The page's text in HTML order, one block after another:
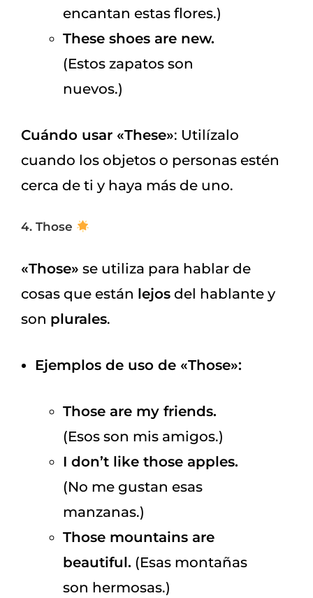
encantan estas flores.)
These shoes are new.
(Estos zapatos son
nuevos.)
Cuándo usar «These»: Utilízalo
cuando los objetos o personas estén
cerca de ti y haya más de uno.
4. Those
«Those» se utiliza para hablar de
cosas que están lejos del hablante y
son plurales.
Ejemplos de uso de «Those»:
Those are my friends.
(Esos son mis amigos.)
I don’t like those apples.
(No me gustan esas
manzanas.)
Those mountains are
beautiful. (Esas montañas
son hermosas.)